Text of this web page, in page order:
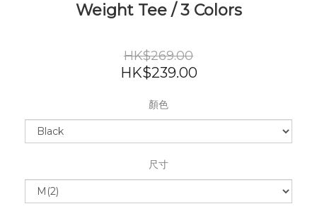
Weight Tee / 3 Colors
HK$269.00
HK$239.00
顏色
尺寸